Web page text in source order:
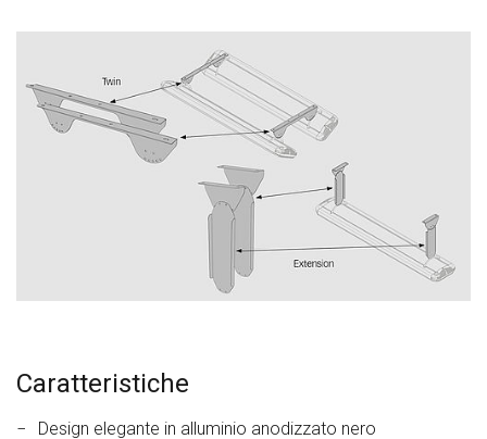
Caratteristiche
Design elegante in alluminio anodizzato nero